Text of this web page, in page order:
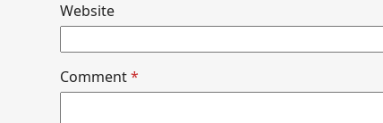
Website
Comment*